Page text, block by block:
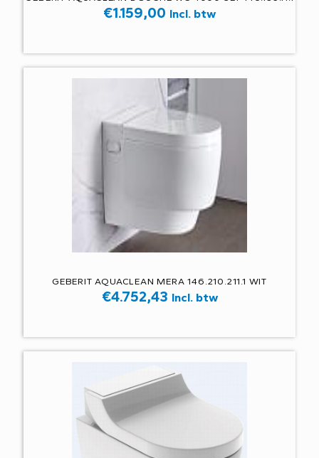
€1.159,00 Incl. btw
GEBERIT AQUACLEAN MERA 146.210.211.1 WIT
€4.752,43 Incl. btw